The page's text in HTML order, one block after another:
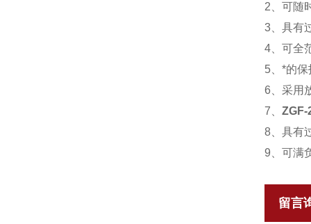
2、可随
3、具有
4、可全
5、*的
6、采用
7、 ZGF-
8、具有
9、可满
留言